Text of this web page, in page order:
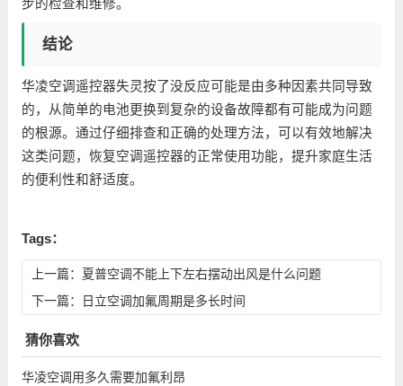
步的检查和维修。
结论
华凌空调遥控器失灵按了没反应可能是由多种因素共同导致
的，从简单的电池更换到复杂的设备故障都有可能成为问题
的根源。通过仔细排查和正确的处理方法，可以有效地解决
这类问题，恢复空调遥控器的正常使用功能，提升家庭生活
的便利性和舒适度。
Tags：
上一篇： 夏普空调不能上下左右摆动出风是什么问题
下一篇：
日立空调加氟周期是多长时间
猜你喜欢
华凌空调用多久需要加氟利昂